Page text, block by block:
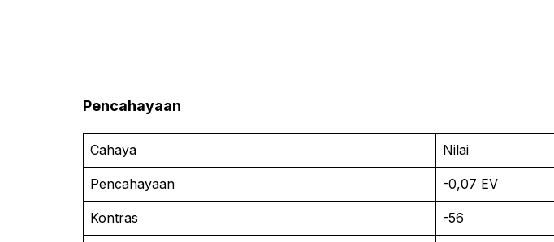
Pencahayaan
Cahaya Nilai
Pencahayaan -0,07 EV
Kontras -56